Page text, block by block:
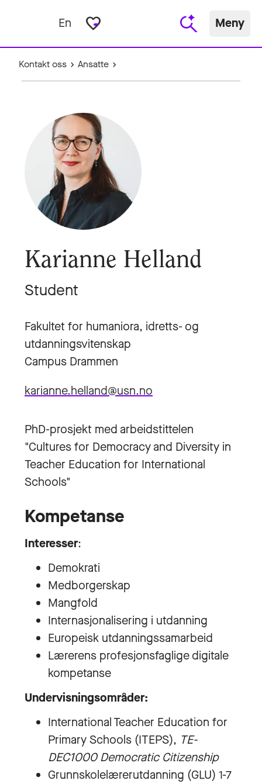
En favorite_border Meny
Kontakt oss Ansatte
Karianne Helland
Student
Fakultet for humaniora, idretts- og
utdanningsvitenskap
Campus Drammen
karianne.helland@usn.no
PhD-prosjekt med arbeidstittelen
"Cultures for Democracy and Diversity in
Teacher Education for International
Schools"
Kompetanse
Interesser:
Demokrati
Medborgerskap
Mangfold
Internasjonalisering i utdanning
Europeisk utdanningssamarbeid
Lærerens profesjonsfaglige digitale
kompetanse
Undervisningsområder:
International Teacher Education for
Primary Schools (ITEPS), TE-
DEC1000 Democratic Citizenship
Grunnskolelærerutdanning (GLU) 1-7